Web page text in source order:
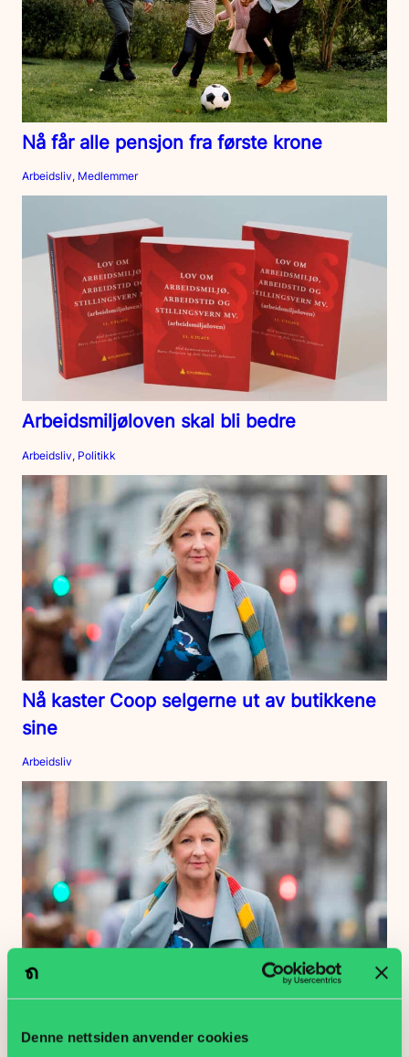
Denne nettsiden anvender cookies
Nå får alle pensjon fra første krone
Arbeidsliv, Medlemmer
Arbeidsmiljøloven skal bli bedre
Arbeidsliv, Politikk
Nå kaster Coop selgerne ut av butikkene
sine
Arbeidsliv
Negotia tett på den nye batterinæringen
Arbeidsliv, Politikk